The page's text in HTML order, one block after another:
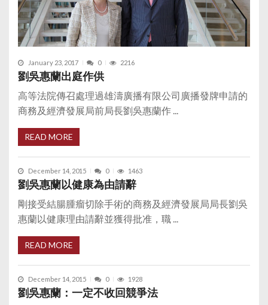
January 23, 2017 0 2216
劉吳惠蘭出庭作供
高等法院傳召處理過雄濤廣播有限公司廣播發牌申請的
商務及經濟發展局前局長劉吳惠蘭作 ...
READ MORE
December 14, 2015 0 1463
劉吳惠蘭以健康為由請辭
剛接受結腸腫瘤切除手術的商務及經濟發展局局長劉吳
惠蘭以健康理由請辭並獲得批准，職 ...
READ MORE
December 14, 2015 0 1928
劉吳惠蘭：一定不收回競爭法